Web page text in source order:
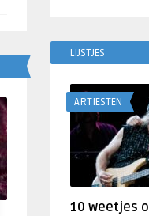
LIJSTJES
ARTIESTEN
10 weetjes